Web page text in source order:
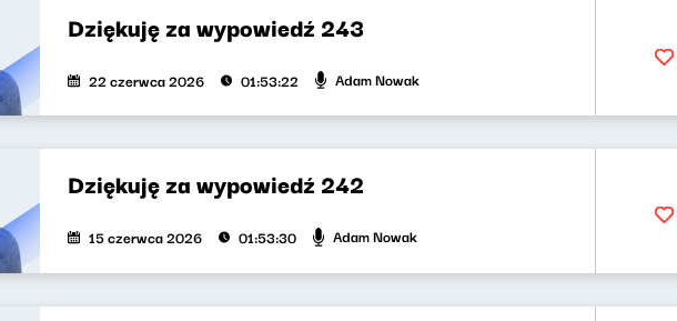
Dziękuję za wypowiedź 243
22 czerwca 2026 01:53:22 Adam Nowak
Dziękuję za wypowiedź 242
15 czerwca 2026 01:53:30 Adam Nowak